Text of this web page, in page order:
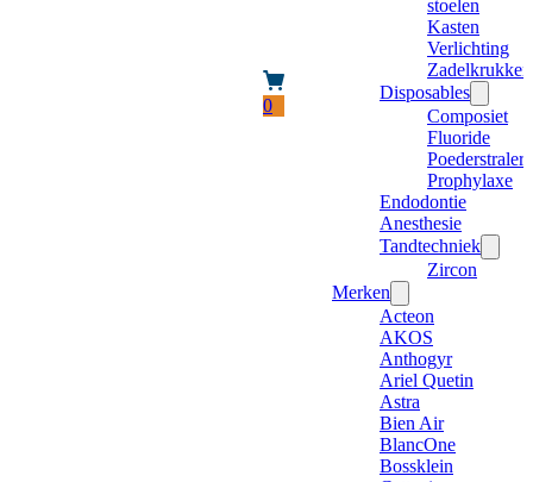
0
stoelen
Kasten
Verlichting
Zadelkrukken
Disposables
Composiet
Fluoride
Poederstraler
Prophylaxe
Endodontie
Anesthesie
Tandtechniek
Zircon
Merken
Acteon
AKOS
Anthogyr
Ariel Quetin
Astra
Bien Air
BlancOne
Bossklein